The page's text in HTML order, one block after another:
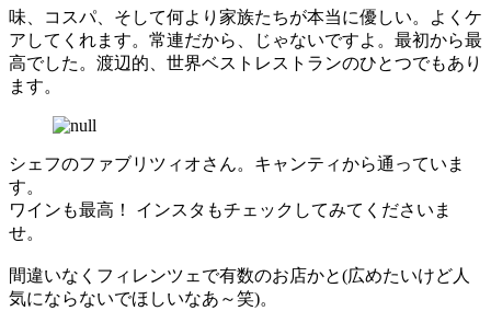
味、コスパ、そして何より家族たちが本当に優しい。よくケ
アしてくれます。常連だから、じゃないですよ。最初から最
高でした。渡辺的、世界ベストレストランのひとつでもあり
ます。
シェフのファブリツィオさん。キャンティから通っていま
す。
ワインも最高！ インスタもチェックしてみてくださいま
せ。
間違いなくフィレンツェで有数のお店かと(広めたいけど人
気にならないでほしいなあ～笑)。